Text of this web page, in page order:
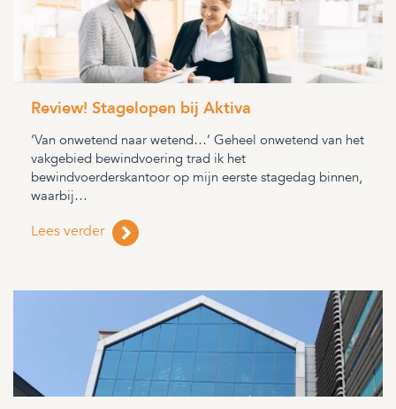
Review! Stagelopen bij Aktiva
‘Van onwetend naar wetend…’ Geheel onwetend van het
vakgebied bewindvoering trad ik het
bewindvoerderskantoor op mijn eerste stagedag binnen,
waarbij…
Lees verder